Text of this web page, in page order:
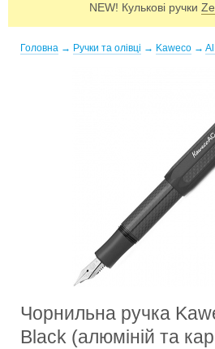
NEW! Кулькові ручки
Головна → Ручки та олівці → Kaweco →
Чорнильна ручка
Black (алюміній та